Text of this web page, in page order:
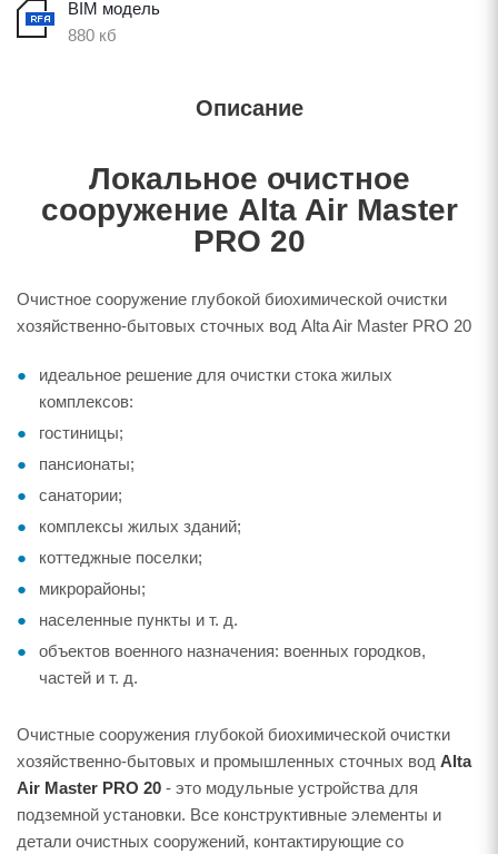
BIM модель
880 кб
Описание
Локальное очистное
сооружение Alta Air Master
PRO 20
Очистное сооружение глубокой биохимической очистки
хозяйственно-бытовых сточных вод Alta Air Master PRO 20
идеальное решение для очистки стока жилых
комплексов:
гостиницы;
пансионаты;
санатории;
комплексы жилых зданий;
коттеджные поселки;
микрорайоны;
населенные пункты и т. д.
объектов военного назначения: военных городков,
частей и т. д.
Очистные сооружения глубокой биохимической очистки
хозяйственно-бытовых и промышленных сточных вод Alta
Air Master PRO 20 - это модульные устройства для
подземной установки. Все конструктивные элементы и
детали очистных сооружений, контактирующие со